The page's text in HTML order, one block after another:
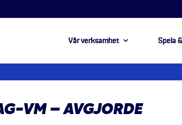
Vår verksamhet Spela
VM – AVGJORDE